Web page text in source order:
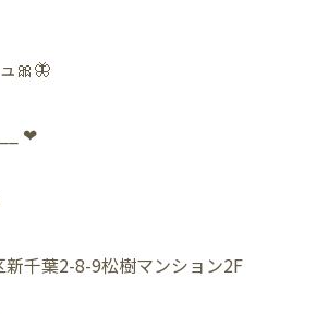
🎀🦋
❤︎
千葉2-8-9松樹マンション2F